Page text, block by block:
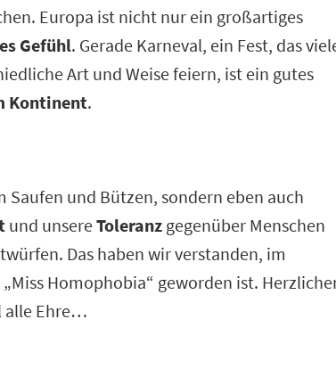
Europa ist nicht nur ein großartiges
Gefühl. Gerade Karneval, ein Fest, das
Art und Weise feiern, ist ein gutes
Kontinent.
und Bützen, sondern eben auch
und unsereToleranz gegenüber Menschen
Das haben wir verstanden, im
Homophobia“ geworden ist.
alle Ehre…